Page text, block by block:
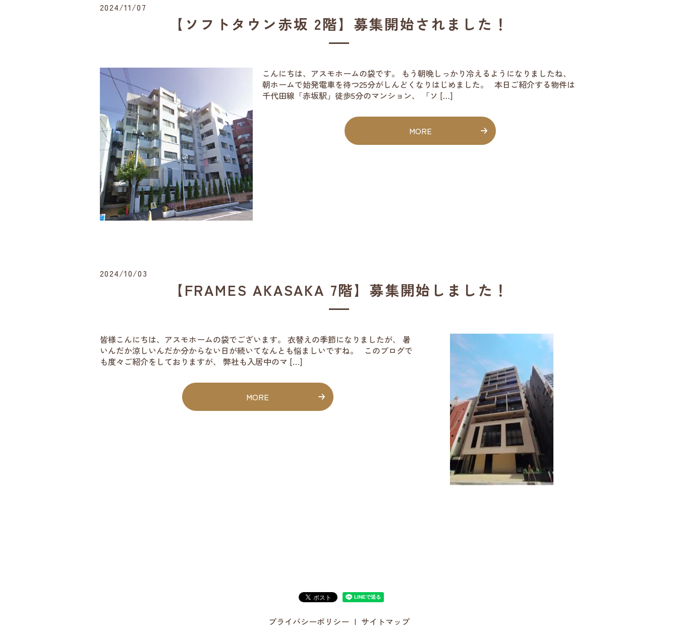
2024/11/07
【ソフトタウン赤坂 2階】募集開始されました！
こんにちは、アスモホームの袋です。 もう朝晩しっかり冷えるようになりましたね、
朝ホームで始発電車を待つ25分がしんどくなりはじめました。 本日ご紹介する物件は
千代田線「赤坂駅」徒歩5分のマンション、 「ソ […]
MORE
2024/10/03
【FRAMES AKASAKA 7階】募集開始しました！
皆様こんにちは、アスモホームの袋でございます。 衣替えの季節になりましたが、 暑
いんだか涼しいんだか分からない日が続いてなんとも悩ましいですね。 このブログで
も度々ご紹介をしておりますが、 弊社も入居中のマ […]
MORE
プライバシーポリシー サイトマップ